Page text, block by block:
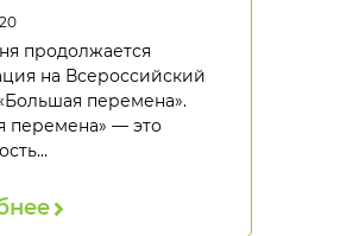
продолжается
на Всероссийский
перемена».
перемена» — это